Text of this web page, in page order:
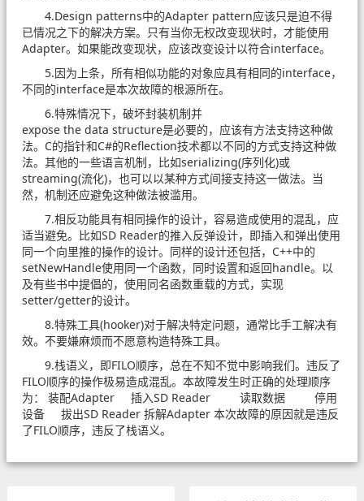
4.Design patterns中的Adapter pattern应该只是迫不得
已情况之下的解决方案。只有当你无权改变现状时，才能使用
Adapter。如果能改变现状，应该改变设计以符合interface。
5.因为上条，所有相似功能的对象应具有相同的interface，
不同的interface是本次故障的根源所在。
6.特殊情况下，破坏封装机制并
expose the data structure是必要的，应该有方法支持这种做
法。C的指针和C#的Reflection技术都以不同的方式支持这种做
法。其他的一些语言机制，比如serializing(序列化)或
streaming(流化)，也可以以某种方式间接支持这一做法。当
然，机制还应避免这种做法被滥用。
7.相反功能具有相同操作的设计，容易造成使用的混乱，应
适当避免。比如SD Reader的推入反弹设计，即插入和弹出使用
同一个向里推的操作的设计。同样的设计还包括，C++中的
setNewHandle使用同一个函数，同时设置和返回handle。以
及有些书中提倡的，使用同名函数重载的方式，实现
setter/getter的设计。
8.特殊工具(hooker)对于解决特定问题，通常比手工解决有
效。不要嫌麻烦而不愿意构造特殊工具。
9.栈语义，即FILO顺序，总在不知不觉中影响我们。违反了
FILO顺序的操作极易造成混乱。本故障发生时正确的处理顺序
为： 装配Adapter 插入SD Reader 读取数据 停用
设备 拔出SD Reader 拆解Adapter 本次故障的原因就是违反
了FILO顺序，违反了栈语义。